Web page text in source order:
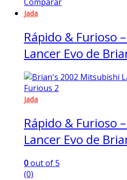
Jada
Rápido & Furioso
Lancer Evo de
Jada
Rápido & Furioso
Lancer Evo de
0out of 5
(0)